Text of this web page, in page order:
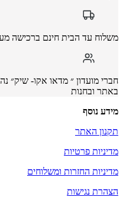
משלוח עד הבית חינם ברכישה מעל 299
חברי מועדון ״ מדאו אקו- שיק״
באתר ובחנות
מידע נוסף
תקנון האתר
מדיניות פרטיות
מדיניות החזרות ומשלוחים
הצהרת נגישות